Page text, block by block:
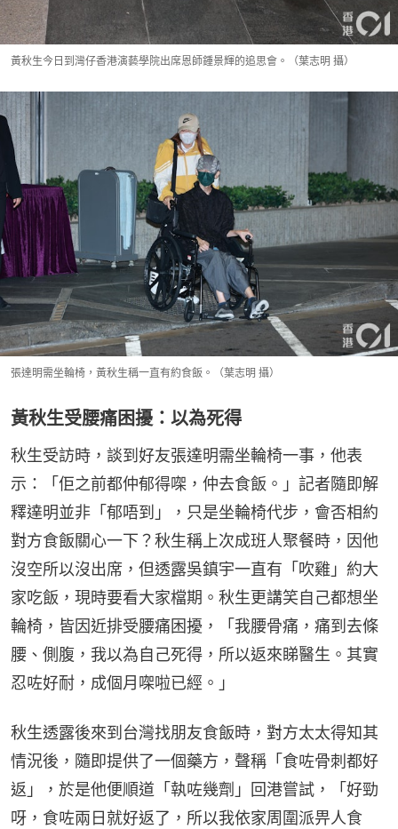
黃秋生今日到灣仔香港演藝學院出席恩師鍾景輝的追思會。（葉志明 攝）
張達明需坐輪椅，黃秋生稱一直有約食飯。（葉志明 攝）
黃秋生受腰痛困擾：以為死得
秋生受訪時，談到好友張達明需坐輪椅一事，他表
示：「佢之前都仲郁得㗎，仲去食飯。」記者隨即解
釋達明並非「郁唔到」，只是坐輪椅代步，會否相約
對方食飯關心一下？秋生稱上次成班人聚餐時，因他
沒空所以沒出席，但透露吳鎮宇一直有「吹雞」約大
家吃飯，現時要看大家檔期。秋生更講笑自己都想坐
輪椅，皆因近排受腰痛困擾，「我腰骨痛，痛到去條
腰、側腹，我以為自己死得，所以返來睇醫生。其實
忍咗好耐，成個月㗎啦已經。」
秋生透露後來到台灣找朋友食飯時，對方太太得知其
情況後，隨即提供了一個藥方，聲稱「食咗骨刺都好
返」，於是他便順道「執咗幾劑」回港嘗試，「好勁
呀，食咗兩日就好返了，所以我依家周圍派畀人食